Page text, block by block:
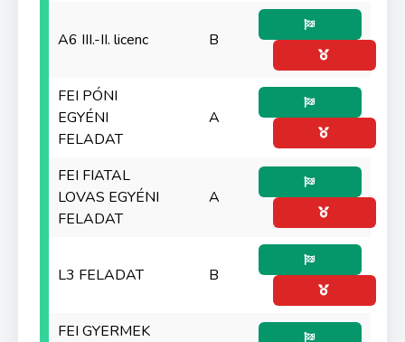
A6 III.-II. licenc B
FEI PÓNI
EGYÉNI
FELADAT
A
FEI FIATAL
LOVAS EGYÉNI
FELADAT
A
L3 FELADAT B
FEI GYERMEK